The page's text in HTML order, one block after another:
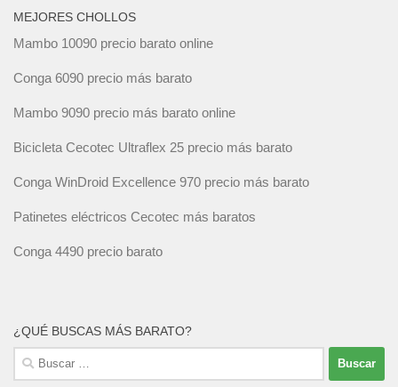
MEJORES CHOLLOS
Mambo 10090 precio barato online
Conga 6090 precio más barato
Mambo 9090 precio más barato online
Bicicleta Cecotec Ultraflex 25 precio más barato
Conga WinDroid Excellence 970 precio más barato
Patinetes eléctricos Cecotec más baratos
Conga 4490 precio barato
¿QUÉ BUSCAS MÁS BARATO?
Buscar: